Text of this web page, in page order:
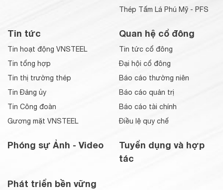
Thép Tấm Lá Phú Mỹ - PFS
Tin tức
Tin hoạt động VNSTEEL
Tin tổng hợp
Tin thị trường thép
Tin Đảng ủy
Tin Công đoàn
Gương mặt VNSTEEL
Phóng sự Ảnh - Video
Quan hệ cổ đông
Tin tức cổ đông
Đại hội cổ đông
Báo cáo thường niên
Báo cáo quản trị
Báo cáo tài chính
Điều lệ quy chế
Tuyển dụng và hợp
tác
Phát triển bền vững